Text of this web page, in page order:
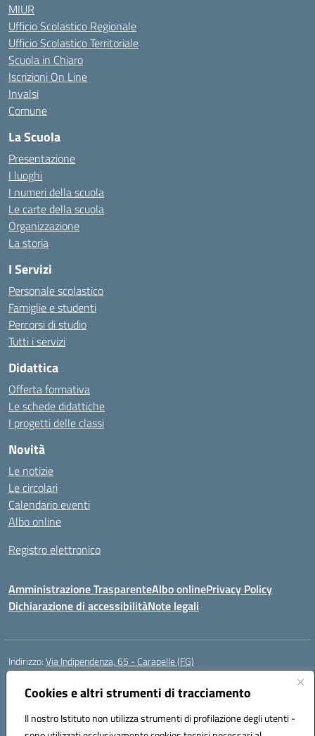
Cookies e altri strumenti di tracciamento
Il nostro Istituto non utilizza strumenti di profilazione degli utenti -
MIUR
Ufficio Scolastico Regionale
Ufficio Scolastico Territoriale
Scuola in Chiaro
Iscrizioni On Line
Invalsi
Comune
La Scuola
Presentazione
I luoghi
I numeri della scuola
Le carte della scuola
Organizzazione
La storia
I Servizi
Personale scolastico
Famiglie e studenti
Percorsi di studio
Tutti i servizi
Didattica
Offerta formativa
Le schede didattiche
I progetti delle classi
Novità
Le notizie
Le circolari
Calendario eventi
Albo online
Registro elettronico
Amministrazione TrasparenteAlbo onlinePrivacy Policy
Dichiarazione di accessibilitàNote legali
Indirizzo:Via Indipendenza, 65 - Carapelle (FG)
Centralino:
Posta elettronica certificata (PEC):fgic822001@pec.istruzione.it
Codice fiscale: 90015720718
Codice meccanografico:FGIC822001